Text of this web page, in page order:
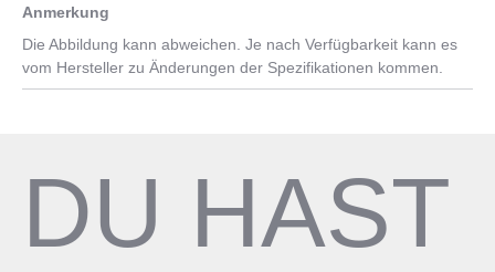
Velomann, steel rails, PVC soft touch cover, 140mm width
Sattelstütze
inklusive
Anmerkung
Die Abbildung kann abweichen. Je nach Verfügbarkeit kann es
vom Hersteller zu Änderungen der Spezifikationen kommen.
DU HAST